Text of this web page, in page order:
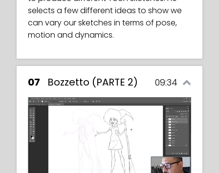
In this video, we will learn how to represent
motion and dynamics in our drawings in a
natural, realistic way. Rene will teach us
how to use dimensions and our own
results.
selects a few different ideas to show we
can vary our sketches in terms of pose,
motion and dynamics.
07 Bozzetto (PARTE 2) 09:34